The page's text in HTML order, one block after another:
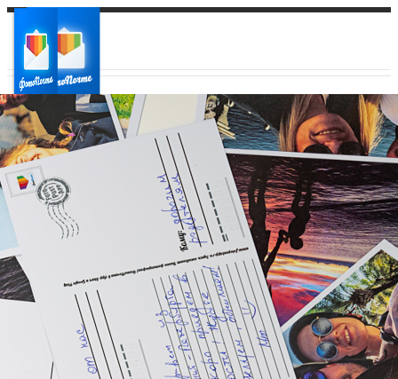
Ваш город:
Ваш регион доставки
Выберите из списка: